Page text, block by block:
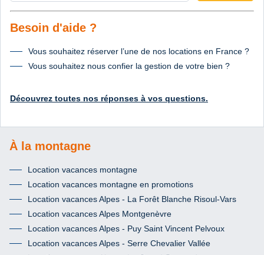
Besoin d'aide ?
Vous souhaitez réserver l’une de nos locations en France ?
Vous souhaitez nous confier la gestion de votre bien ?
Découvrez toutes nos réponses à vos questions.
À la montagne
Location vacances montagne
Location vacances montagne en promotions
Location vacances Alpes - La Forêt Blanche Risoul-Vars
Location vacances Alpes Montgenèvre
Location vacances Alpes - Puy Saint Vincent Pelvoux
Location vacances Alpes - Serre Chevalier Vallée